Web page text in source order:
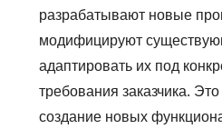
разрабатывают новые
модифицируют
адаптировать их под
требования заказчика.
создание новых